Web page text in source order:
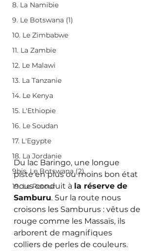
8. La Namibie
9. Le Botswana (1)
10. Le Zimbabwe
11. La Zambie
12. Le Malawi
13. La Tanzanie
14. Le Kenya
15. L'Ethiopie
16. Le Soudan
17. L'Egypte
18. La Jordanie
9bis. Le Botswana (2)
19. Le Retour
Du lac Baringo, une longue
piste en plus ou moins bon état
nous conduit à la réserve de
Samburu. Sur la route nous
croisons les Samburus : vêtus de
rouge comme les Massaïs, ils
arborent de magnifiques
colliers de perles de couleurs.